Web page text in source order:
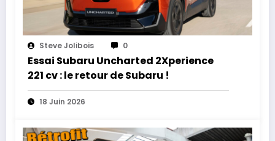
Steve Jolibois 0
Essai Subaru Uncharted 2Xperience
221 cv : le retour de Subaru !
18 Juin 2026